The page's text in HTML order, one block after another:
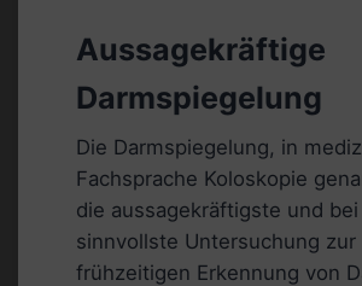
Aussagekräftige
Darmspiegelung
Die Darmspiegelung, in
Fachsprache Koloskopie
die aussagekräftigste und
sinnvollste Untersuchung zur
frühzeitigen Erkennung von